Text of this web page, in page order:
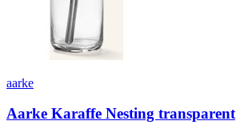
aarke
Aarke Karaffe Nesting transparent